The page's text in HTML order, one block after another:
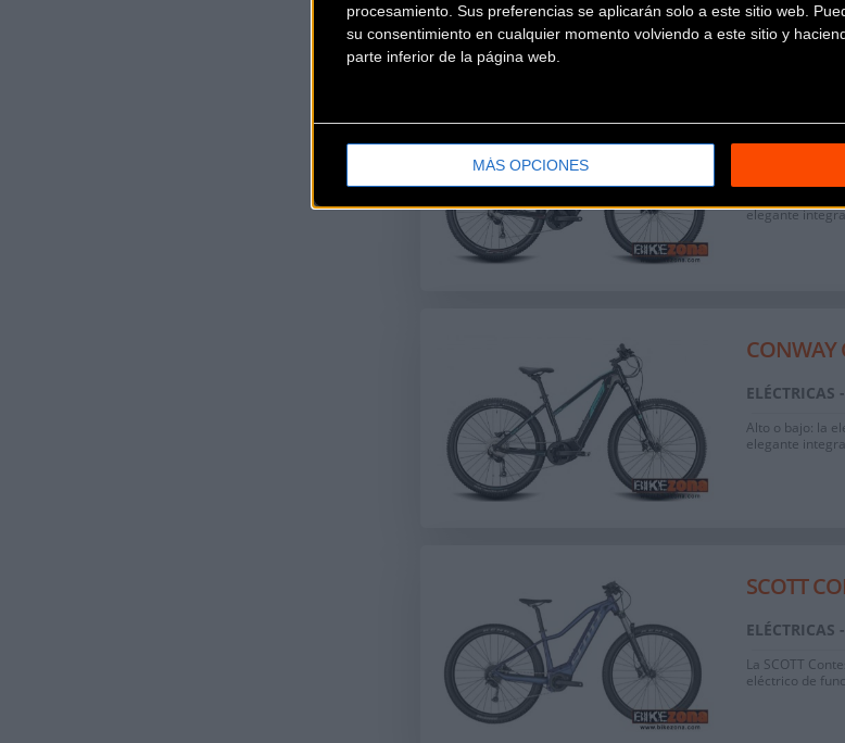
procesamiento. Sus preferencias se aplicarán solo a este sitio web.
su consentimiento en cualquier momento volviendo a este sitio y
parte inferior de la página web.
MÁS OPCIONES
CONWAY
elegante
CONWAY
ELÉCTRICAS
Alto o bajo: la
elegante
SCOTT
ELÉCTRICAS
La SCOTT
eléctrico de